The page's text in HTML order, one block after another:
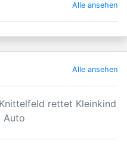
Alle ansehen
Alle ansehen
rettet Kleinkind
Auto